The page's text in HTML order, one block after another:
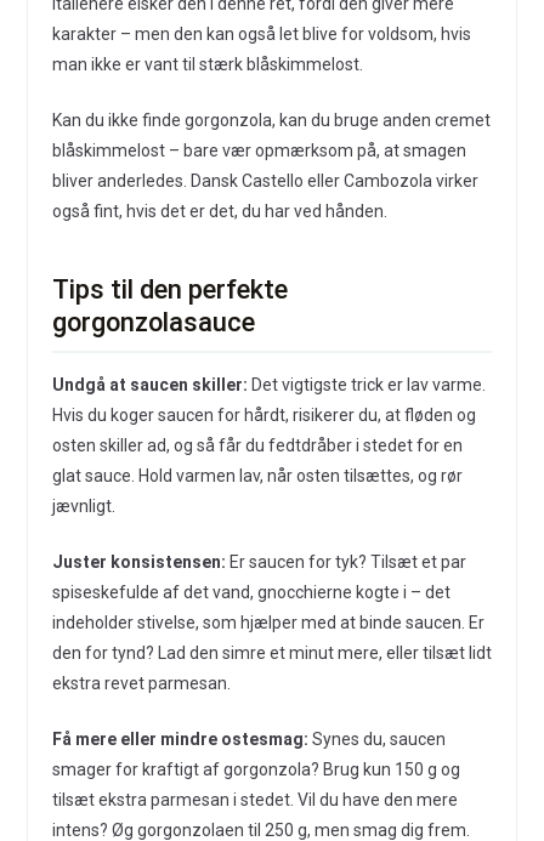
karakter – men den kan også let blive for voldsom, hvis
man ikke er vant til stærk blåskimmelost.
Kan du ikke finde gorgonzola, kan du bruge anden cremet
blåskimmelost – bare vær opmærksom på, at smagen
bliver anderledes. Dansk Castello eller Cambozola virker
også fint, hvis det er det, du har ved hånden.
Tips til den perfekte
gorgonzolasauce
Undgå at saucen skiller: Det vigtigste trick er lav varme.
Hvis du koger saucen for hårdt, risikerer du, at fløden og
osten skiller ad, og så får du fedtdråber i stedet for en
glat sauce. Hold varmen lav, når osten tilsættes, og rør
jævnligt.
Juster konsistensen: Er saucen for tyk? Tilsæt et par
spiseskefulde af det vand, gnocchierne kogte i – det
indeholder stivelse, som hjælper med at binde saucen. Er
den for tynd? Lad den simre et minut mere, eller tilsæt lidt
ekstra revet parmesan.
Få mere eller mindre ostesmag: Synes du, saucen
smager for kraftigt af gorgonzola? Brug kun 150 g og
tilsæt ekstra parmesan i stedet. Vil du have den mere
intens? Øg gorgonzolaen til 250 g, men smag dig frem.